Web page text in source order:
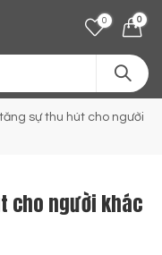
0 0
sự thu hút cho người
cho người khác